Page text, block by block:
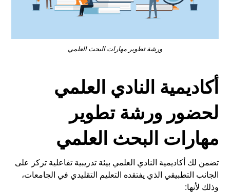
ورشة تطوير مهارات البحث العلمي
أكاديمية النادي العلمي
لحضور ورشة تطوير
مهارات البحث العلمي
تضمن لك أكاديمية النادي العلمي بيئة تدريبية تفاعلية تركز على
الجانب التطبيقي الذي يفتقده التعليم التقليدي في الجامعات،
وذلك لأنها: